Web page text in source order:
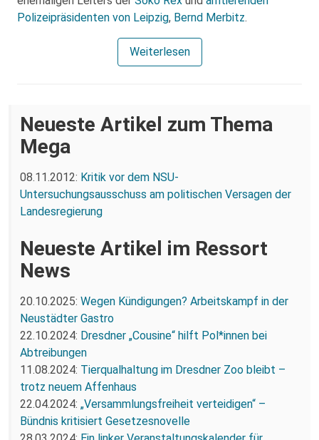
Polizeipräsidenten von Leipzig, Bernd Merbitz.
Weiterlesen
Neueste Artikel zum Thema
Mega
08.11.2012: Kritik vor dem NSU-
Untersuchungsausschuss am politischen Versagen der
Landesregierung
Neueste Artikel im Ressort
News
20.10.2025: Wegen Kündigungen? Arbeitskampf in der
Neustädter Gastro
22.10.2024: Dresdner „Cousine“ hilft Pol*innen bei
Abtreibungen
11.08.2024: Tierqualhaltung im Dresdner Zoo bleibt –
trotz neuem Affenhaus
22.04.2024: „Versammlungsfreiheit verteidigen“ –
Bündnis kritisiert Gesetzesnovelle